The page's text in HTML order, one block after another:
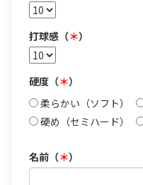
打球感（＊）
硬度（＊）
柔らかい（ソフト）
硬め（セミハード）
名前（＊）